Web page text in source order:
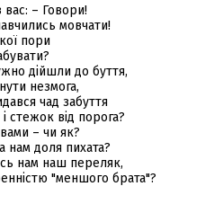
– Говори!
мовчати!
пори
дійшли до буття,
незмога,
чад забуття
і стежок від порога?
– чи як?
нам доля пихата?
нам наш переляк,
"меншого брата"?